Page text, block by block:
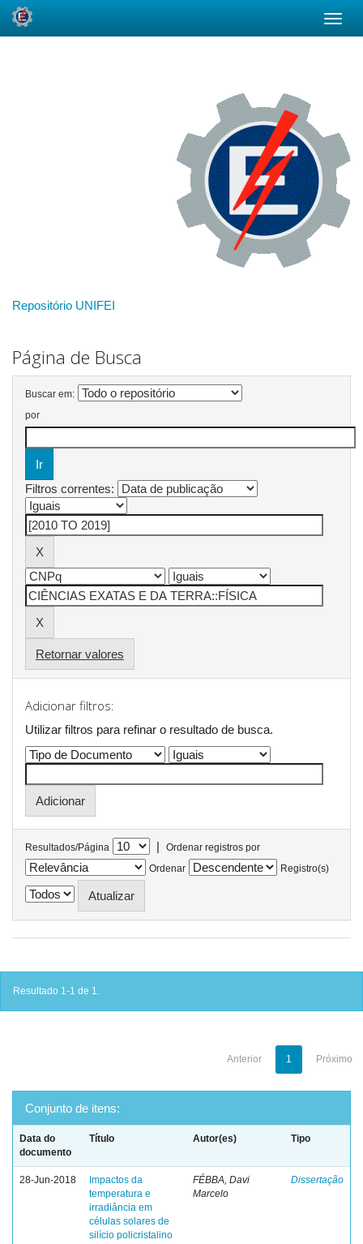
Repositório UNIFEI
Página de Busca
Buscar em:
por
Filtros correntes:
Retornar valores
Adicionar filtros:
Utilizar filtros para refinar o resultado de busca.
Resultados/Página |
Ordenar registros por
Ordenar
Registro(s)
Resultado 1-1 de 1.
Anterior 1 Próximo
Conjunto de itens:
Data do
documento
Título Autor(es) Tipo
28-Jun-2018
Impactos da
temperatura e
irradiância em
células solares de
silício policristalino
FÉBBA, Davi
Marcelo
Dissertação